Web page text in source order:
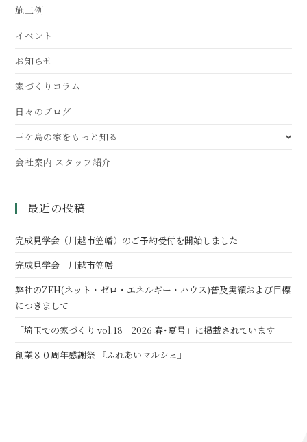
施工例
イベント
お知らせ
家づくりコラム
日々のブログ
三ケ島の家をもっと知る
会社案内 スタッフ紹介
最近の投稿
完成見学会（川越市笠幡）のご予約受付を開始しました
完成見学会 川越市笠幡
弊社のZEH(ネット・ゼロ・エネルギー・ハウス)普及実績および目標
につきまして
「埼玉での家づくり vol.18 2026 春･夏号」に掲載されています
創業８０周年感謝祭 『ふれあいマルシェ』